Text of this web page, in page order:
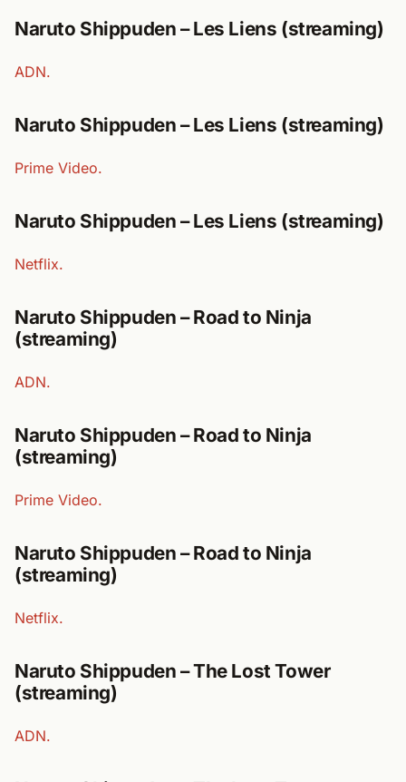
Naruto Shippuden – Les Liens (streaming)
ADN.
Naruto Shippuden – Les Liens (streaming)
Prime Video.
Naruto Shippuden – Les Liens (streaming)
Netflix.
Naruto Shippuden – Road to Ninja
(streaming)
ADN.
Naruto Shippuden – Road to Ninja
(streaming)
Prime Video.
Naruto Shippuden – Road to Ninja
(streaming)
Netflix.
Naruto Shippuden – The Lost Tower
(streaming)
ADN.